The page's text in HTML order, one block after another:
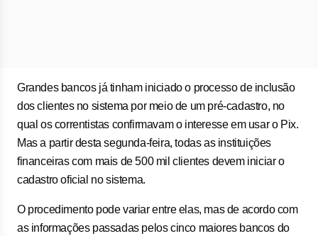
Grandes bancos já tinham iniciado o processo de inclusão
dos clientes no sistema por meio de um pré-cadastro, no
qual os correntistas confirmavam o interesse em usar o Pix.
Mas a partir desta segunda-feira, todas as instituições
financeiras com mais de 500 mil clientes devem iniciar o
cadastro oficial no sistema.
O procedimento pode variar entre elas, mas de acordo com
as informações passadas pelos cinco maiores bancos do